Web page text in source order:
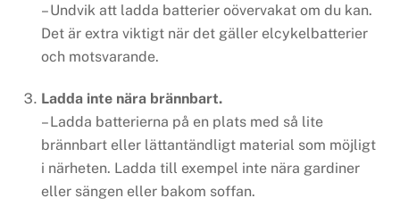
– Undvik att ladda batterier oövervakat om du kan.
Det är extra viktigt när det gäller elcykelbatterier
och motsvarande.
Ladda inte nära brännbart.
– Ladda batterierna på en plats med så lite
brännbart eller lättantändligt material som möjligt
i närheten. Ladda till exempel inte nära gardiner
eller sängen eller bakom soffan.